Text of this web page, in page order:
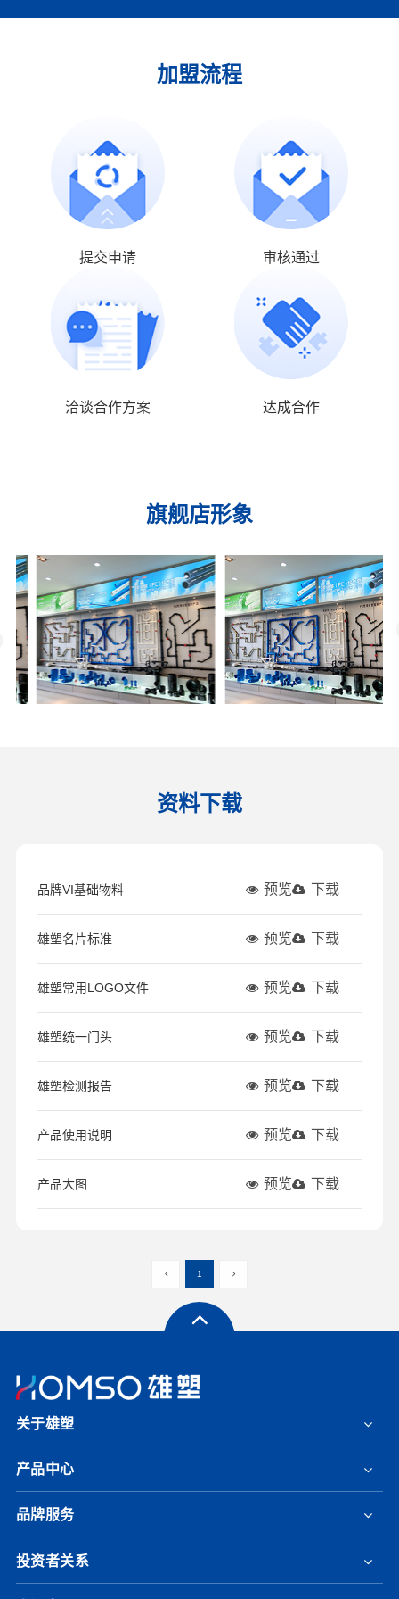
加盟流程
提交申请 审核通过
洽谈合作方案 达成合作
旗舰店形象
资料下载
品牌VI基础物料 预览 下载
雄塑名片标准 预览 下载
雄塑常用LOGO文件 预览 下载
雄塑统一门头 预览 下载
雄塑检测报告 预览 下载
产品使用说明 预览 下载
产品大图 预览 下载
1
关于雄塑
产品中心
品牌服务
投资者关系